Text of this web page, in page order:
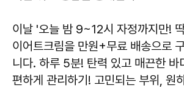
이날 '오늘 밤 9~12시 자정까지만!
이어트크림을 만원+무료 배송으로
니다. 하루 5분! 탄력 있고 매끈한 바
편하게 관리하기! 고민되는 부위, 원